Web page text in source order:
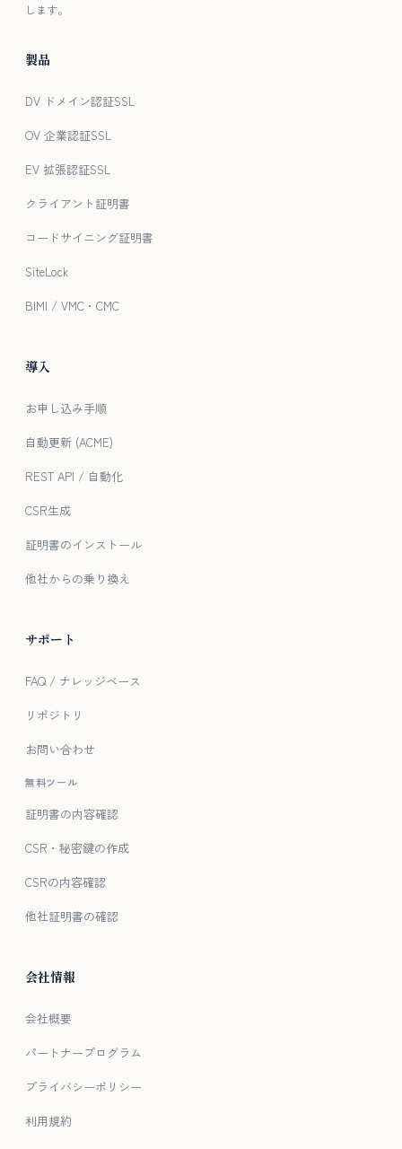
します。
製品
DV ドメイン認証SSL
OV 企業認証SSL
EV 拡張認証SSL
クライアント証明書
コードサイニング証明書
SiteLock
BIMI / VMC・CMC
導入
お申し込み手順
自動更新 (ACME)
REST API / 自動化
CSR生成
証明書のインストール
他社からの乗り換え
サポート
FAQ / ナレッジベース
リポジトリ
お問い合わせ
無料ツール
証明書の内容確認
CSR・秘密鍵の作成
CSRの内容確認
他社証明書の確認
会社情報
会社概要
パートナープログラム
プライバシーポリシー
利用規約